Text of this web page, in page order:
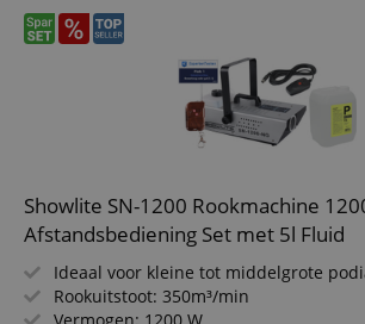
Showlite SN-1200 Rookmachine
Afstandsbediening Set met 5l Fluid
Ideaal voor kleine tot middelgrote
Rookuitstoot: 350m³/min